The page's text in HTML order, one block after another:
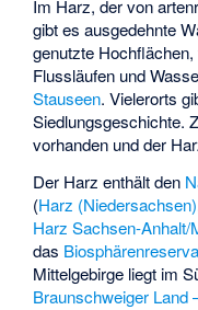
Im Harz, der von
gibt es ausgedehnte
genutzte
Flussläufen und
Stauseen. Vielerorts
Siedlungsgeschichte.
vorhanden und der
Der Harz enthält den
(Harz (Niedersachsen)
Harz Sachsen-Anhalt/
das
Mittelgebirge liegt im
Braunschweiger Land